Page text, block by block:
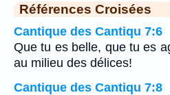
Références Croisées
Cantique des Cantiqu 7:6
Que tu es belle, que tu es
au milieu des délices!
Cantique des Cantiqu 7:8